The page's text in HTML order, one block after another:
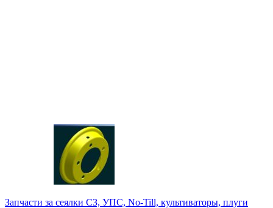
Запчасти за сеялки СЗ, УПС, No-Till, культиваторы, плуги